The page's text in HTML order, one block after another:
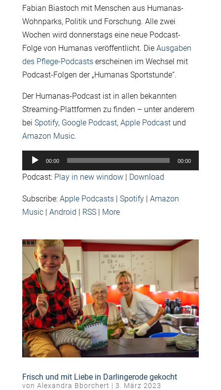
Fabian Biastoch mit Menschen aus Humanas-
Wohnparks, Politik und Forschung. Alle zwei
Wochen wird donnerstags eine neue Podcast-
Folge von Humanas veröffentlicht. Die Ausgaben
des Pflege-Podcastserscheinen im Wechsel mit
Podcast-Folgen der „Humanas Sportstunde“.
Der Humanas-Podcast ist in allen bekannten
Streaming-Plattformen zu finden – unter anderem
bei Spotify, Google Podcast, Apple Podcastund
Amazon Music.
Audio-
Player
00:00 00:00
Podcast: Play in new window| Download
Subscribe: Apple Podcasts| Spotify| Amazon
Music| Android | RSS| More
Frisch und mit Liebe in Darlingerode gekocht
von Alexandra Bborchert | 3. März 2023